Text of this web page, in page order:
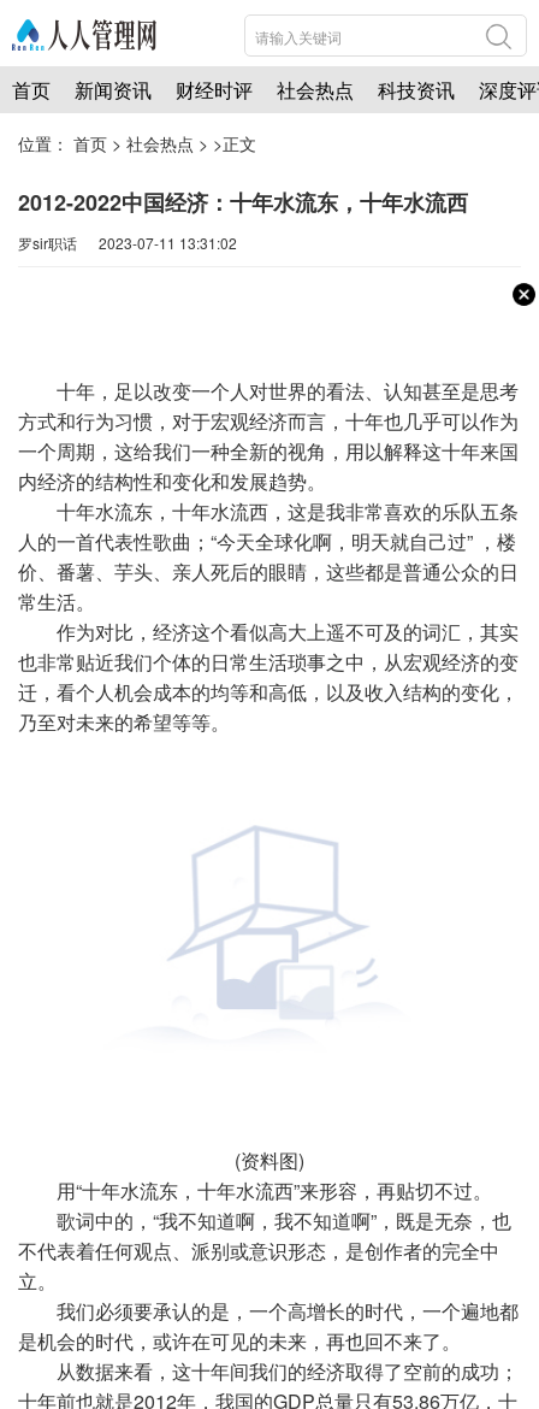
首页 新闻资讯 财经时评 社会热点 科技资讯 深度
位置： 首页 > 社会热点 > >正文
2012-2022中国经济：十年水流东，十年水流西
罗sir职话 2023-07-11 13:31:02
十年，足以改变一个人对世界的看法、认知甚至是思考
方式和行为习惯，对于宏观经济而言，十年也几乎可以作为
一个周期，这给我们一种全新的视角，用以解释这十年来国
内经济的结构性和变化和发展趋势。
十年水流东，十年水流西，这是我非常喜欢的乐队五条
人的一首代表性歌曲；“今天全球化啊，明天就自己过” ，楼
价、番薯、芋头、亲人死后的眼睛，这些都是普通公众的日
常生活。
作为对比，经济这个看似高大上遥不可及的词汇，其实
也非常贴近我们个体的日常生活琐事之中，从宏观经济的变
迁，看个人机会成本的均等和高低，以及收入结构的变化，
乃至对未来的希望等等。
(资料图)
用“十年水流东，十年水流西”来形容，再贴切不过。
歌词中的，“我不知道啊，我不知道啊”，既是无奈，也
不代表着任何观点、派别或意识形态，是创作者的完全中
立。
我们必须要承认的是，一个高增长的时代，一个遍地都
是机会的时代，或许在可见的未来，再也回不来了。
从数据来看，这十年间我们的经济取得了空前的成功；
十年前也就是2012年，我国的GDP总量只有53.86万亿，十